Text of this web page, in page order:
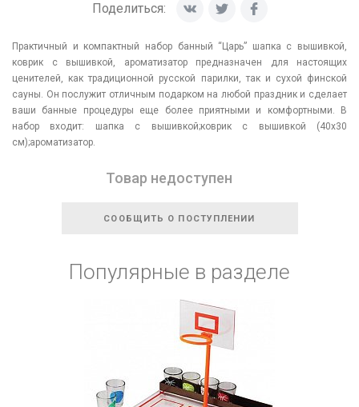
Поделиться:
Практичный и компактный набор банный “Царь” шапка с вышивкой,
коврик с вышивкой, ароматизатор предназначен для настоящих
ценителей, как традиционной русской парилки, так и сухой финской
сауны. Он послужит отличным подарком на любой праздник и сделает
ваши банные процедуры еще более приятными и комфортными. В
набор входит: шапка с вышивкой;коврик с вышивкой (40х30
см);ароматизатор.
Товар недоступен
СООБЩИТЬ О ПОСТУПЛЕНИИ
Популярные в разделе